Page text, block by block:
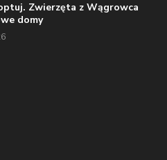
Zwierzęta z Wągrowca
domy